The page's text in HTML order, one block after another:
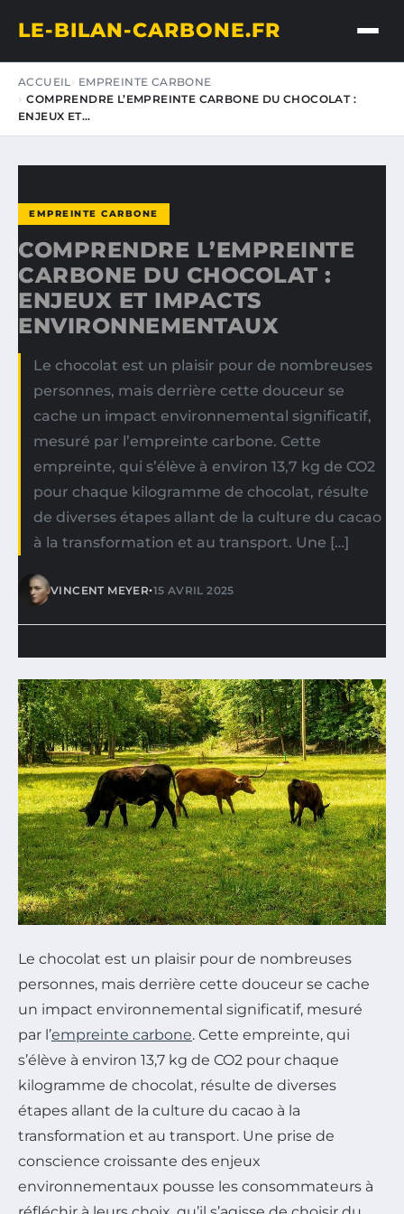
LE-BILAN-CARBONE.FR
ACCUEIL
EMPREINTE CARBONE
COMPRENDRE L’EMPREINTE CARBONE DU CHOCOLAT :
ENJEUX ET…
EMPREINTE CARBONE
COMPRENDRE L’EMPREINTE
CARBONE DU CHOCOLAT :
ENJEUX ET IMPACTS
ENVIRONNEMENTAUX
Le chocolat est un plaisir pour de nombreuses
personnes, mais derrière cette douceur se
cache un impact environnemental significatif,
mesuré par l’empreinte carbone. Cette
empreinte, qui s’élève à environ 13,7 kg de CO2
pour chaque kilogramme de chocolat, résulte
de diverses étapes allant de la culture du cacao
à la transformation et au transport. Une […]
VINCENT MEYER•15 AVRIL 2025
Le chocolat est un plaisir pour de nombreuses
personnes, mais derrière cette douceur se cache
un impact environnemental significatif, mesuré
par l’empreinte carbone. Cette empreinte, qui
s’élève à environ 13,7 kg de CO2 pour chaque
kilogramme de chocolat, résulte de diverses
étapes allant de la culture du cacao à la
transformation et au transport. Une prise de
conscience croissante des enjeux
environnementaux pousse les consommateurs à